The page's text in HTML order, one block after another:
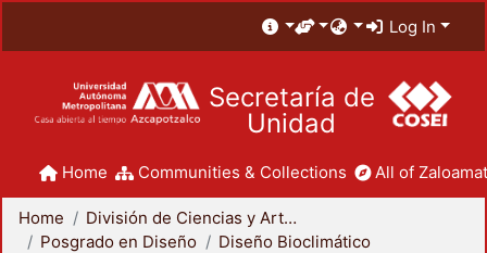
Log In
Secretaría de
Unidad
Home Communities & Collections All of
Home
División de Ciencias y Artes para el Diseño
Posgrado en Diseño
Diseño Bioclimático